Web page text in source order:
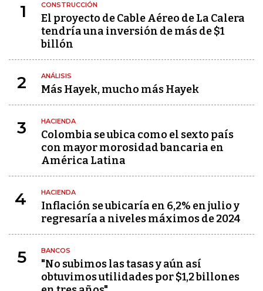
1 CONSTRUCCIÓN
El proyecto de Cable Aéreo de La Calera
tendría una inversión de más de $1
billón
2 ANÁLISIS
Más Hayek, mucho más Hayek
3 HACIENDA
Colombia se ubica como el sexto país
con mayor morosidad bancaria en
América Latina
4 HACIENDA
Inflación se ubicaría en 6,2% en julio y
regresaría a niveles máximos de 2024
5 BANCOS
"No subimos las tasas y aún así
obtuvimos utilidades por $1,2 billones